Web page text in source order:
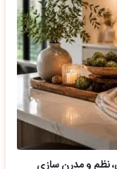
نظم و مدرن سازی